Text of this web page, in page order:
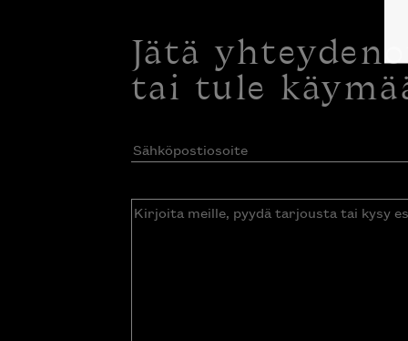
Jätä
tai tule
Sähköpostiosoite(Pakollinen)
Kirjoita